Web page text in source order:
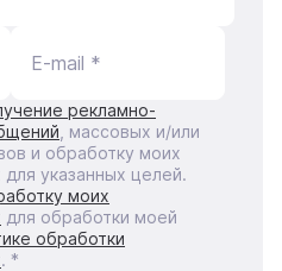
E-mail *
рекламно-
, массовых и/или
и обработку моих
указанных целей.
моих
для обработки моей
обработки
. *